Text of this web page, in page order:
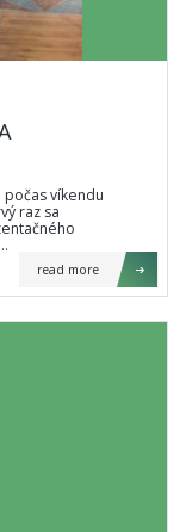
víkendu
raz sa
read more